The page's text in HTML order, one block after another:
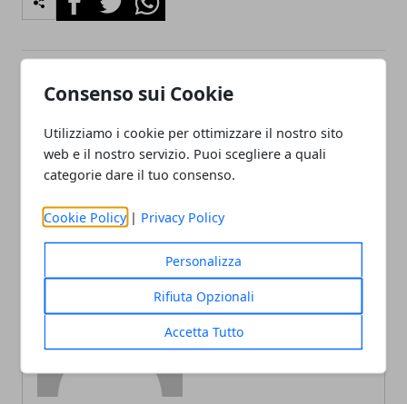
Consenso sui Cookie
Utilizziamo i cookie per ottimizzare il nostro sito
web e il nostro servizio. Puoi scegliere a quali
categorie dare il tuo consenso.
Cookie Policy | Privacy Policy
Personalizza
Rifiuta Opzionali
Accetta Tutto
Articolo Precedente
delle carte di credito: cosa
sono e come si presentano
Redazione